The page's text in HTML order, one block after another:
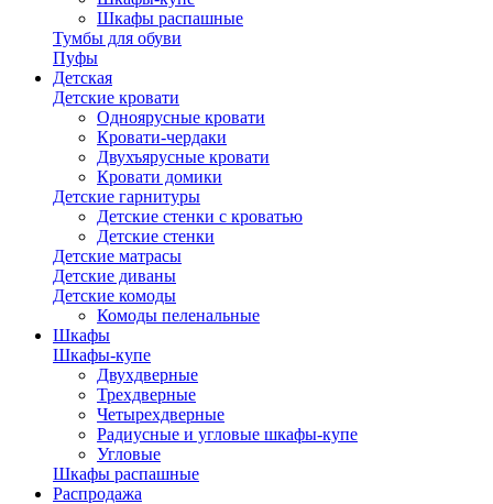
Шкафы распашные
Тумбы для обуви
Пуфы
Детская
Детские кровати
Одноярусные кровати
Кровати-чердаки
Двухъярусные кровати
Кровати домики
Детские гарнитуры
Детские стенки с кроватью
Детские стенки
Детские матрасы
Детские диваны
Детские комоды
Комоды пеленальные
Шкафы
Шкафы-купе
Двухдверные
Трехдверные
Четырехдверные
Радиусные и угловые шкафы-купе
Угловые
Шкафы распашные
Распродажа